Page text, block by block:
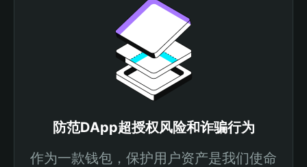
防范DApp超授权风险和诈骗行为
作为一款钱包，保护用户资产是我们使命